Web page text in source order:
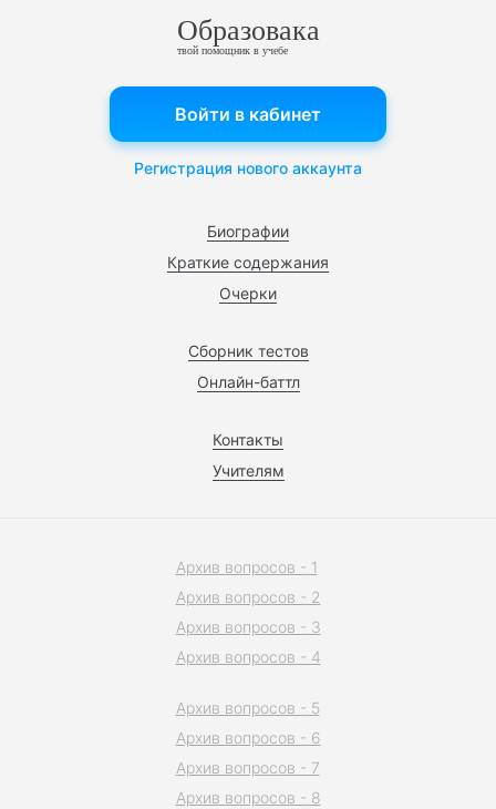
Образовака
твой помощник в учебе
Биографии
Краткие содержания
Очерки
Сборник тестов
Онлайн-баттл
Контакты
Учителям
Войти в кабинет
Регистрация нового аккаунта
Архив вопросов - 1
Архив вопросов - 2
Архив вопросов - 3
Архив вопросов - 4
Архив вопросов - 5
Архив вопросов - 6
Архив вопросов - 7
Архив вопросов - 8